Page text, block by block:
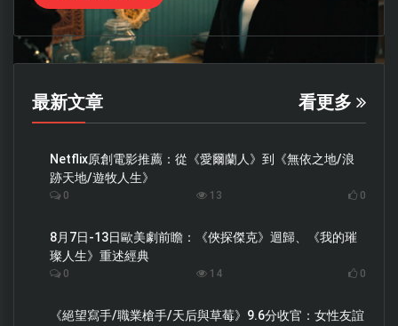
最新文章 看更多
Netflix原創電影推薦：從《愛爾蘭人》到《無依之地/浪
跡天地/遊牧人生》
0 13 0
8月7日-13日歐美劇前瞻：《俠探傑克》迴歸、《我的璀
璨人生》重述經典
0 14 0
《絕望寫手/職業槍手/天后與草莓》9.6分收官：女性友誼